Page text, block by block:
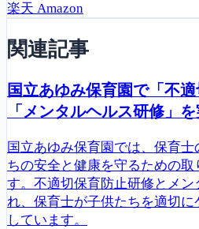
楽天 Amazon
関連記事
国立あゆみ保育園で「不適
「メンタルヘルス研修」
国立あゆみ保育園では、保育
ちの安全と健康を守るための取
す。不適切保育防止研修とメ
れ、保育士が子供たちを適切に
しています。